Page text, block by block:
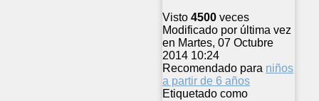
Visto 4500 veces
Modificado por última vez
en Martes, 07 Octubre
2014 10:24
Recomendado para niños
a partir de 6 años
Etiquetado como